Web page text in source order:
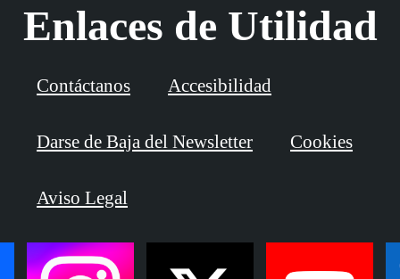
Enlaces de Utilidad
Contáctanos Accesibilidad
Darse de Baja del Newsletter Cookies
Aviso Legal